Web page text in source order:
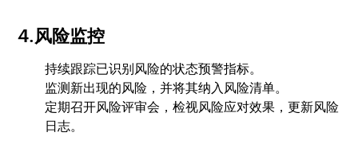
4.风险监控
持续跟踪已识别风险的状态预警指标。
监测新出现的风险，并将其纳入风险清单。
定期召开风险评审会，检视风险应对效果，更新风险
日志。